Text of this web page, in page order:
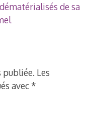
de sa
publiée. Les
avec *